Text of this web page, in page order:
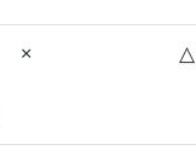
× △